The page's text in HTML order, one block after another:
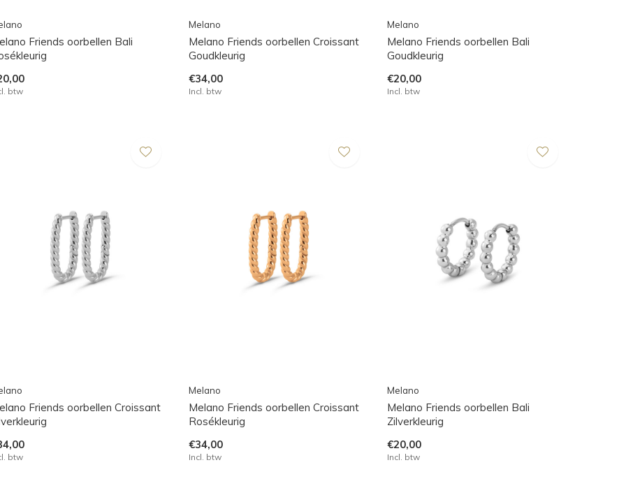
Friends oorbellen Bali
btw
Melano
Melano Friends oorbellen Croissant
Goudkleurig
€34,00
Incl. btw
Melano
Melano Friends oorbellen Bali
Goudkleurig
€20,00
Incl. btw
Friends oorbellen Croissant
btw
Melano
Melano Friends oorbellen Croissant
Rosékleurig
€34,00
Incl. btw
Melano
Melano Friends oorbellen Bali
Zilverkleurig
€20,00
Incl. btw